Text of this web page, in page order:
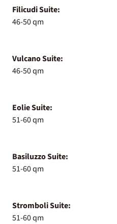
Filicudi Suite:
46-50 qm
Vulcano Suite:
46-50 qm
Eolie Suite:
51-60 qm
Basiluzzo Suite:
51-60 qm
Stromboli Suite:
51-60 qm